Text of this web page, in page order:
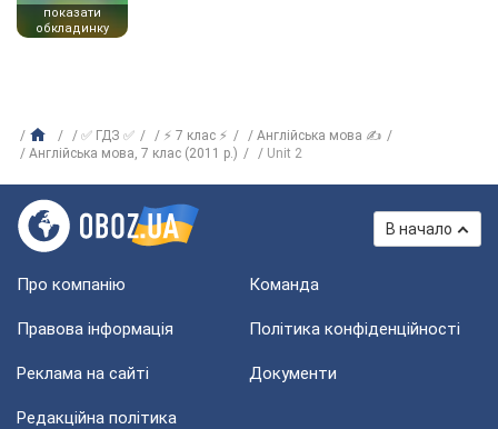
показати
обкладинку
✅ ГДЗ ✅ ⚡ 7 клас ⚡
Англійська мова ✍
Англійська мова, 7 клас (2011 р.)
Unit 2
В начало
Про компанію Команда
Правова інформація Політика конфіденційності
Реклама на сайті Документи
Редакційна політика